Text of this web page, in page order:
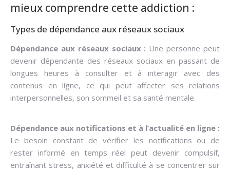
mieux comprendre cette addiction :
Types de dépendance aux réseaux sociaux
Dépendance aux réseaux sociaux : Une personne peut
devenir dépendante des réseaux sociaux en passant de
longues heures à consulter et à interagir avec des
contenus en ligne, ce qui peut affecter ses relations
interpersonnelles, son sommeil et sa santé mentale.
Dépendance aux notifications et à l’actualité en ligne :
Le besoin constant de vérifier les notifications ou de
rester informé en temps réel peut devenir compulsif,
entraînant stress, anxiété et difficulté à se concentrer sur